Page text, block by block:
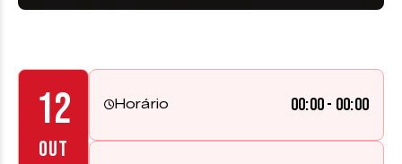
12
OUT
Horário 00:00 - 00:00